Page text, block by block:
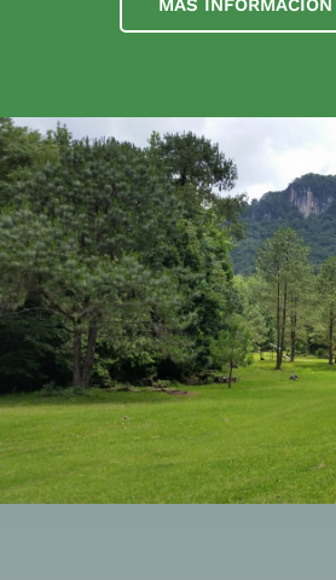
MÁS INFORMACIÓN